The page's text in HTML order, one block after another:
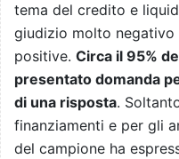
tema del credito e
giudizio molto negativo
positive. Circa il 95%
presentato domanda
di una risposta.
finanziamenti e per gli
del campione ha